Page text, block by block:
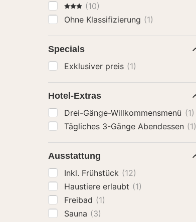
3 Sterne
(10)
Ohne Klassifizierung (1)
Specials
Exklusiver preis (1)
Hotel-Extras
Drei-Gänge-Willkommensmenü (1)
Tägliches 3-Gänge Abendessen (1)
Ausstattung
Inkl. Frühstück (12)
Haustiere erlaubt (1)
Freibad (1)
Sauna (3)